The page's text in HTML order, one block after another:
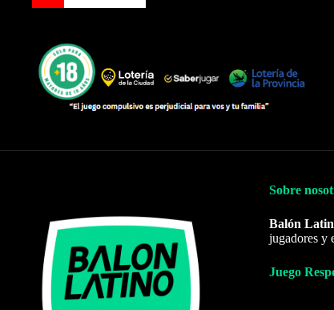
Sobre
Balón
jugadores y
Juego